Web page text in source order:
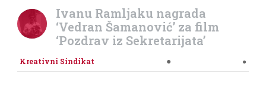
Ivanu Ramljaku nagrada
‘Vedran Šamanović’ za film
‘Pozdrav iz Sekretarijata’
Kreativni Sindikat ● ●